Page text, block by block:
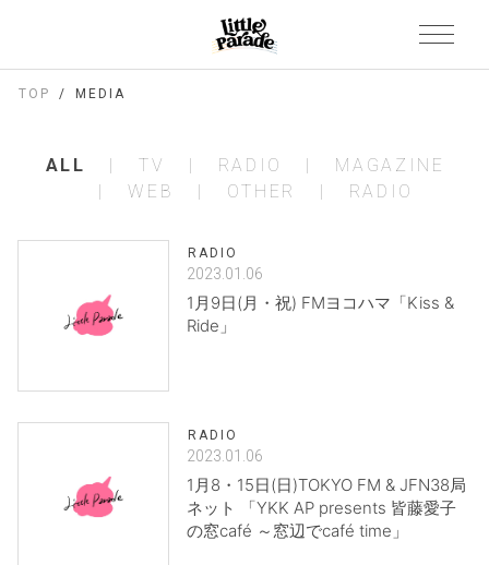
TOP MEDIA
ALL TV RADIO
MAGAZINE
WEB
OTHER RADIO
RADIO
2023.01.06
1月9日(月・祝) FMヨコハマ「Kiss &
Ride」
RADIO
2023.01.06
1月8・15日(日)TOKYO FM & JFN38局
ネット 「YKK AP presents 皆藤愛子
の窓café ～窓辺でcafé time」